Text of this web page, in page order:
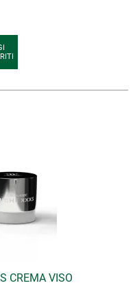
CREMA VISO